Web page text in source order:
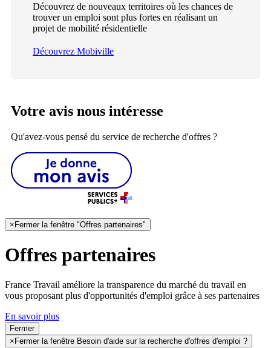
Découvrez de nouveaux territoires où les chances de
trouver un emploi sont plus fortes en réalisant un
projet de mobilité résidentielle
Découvrez Mobiville
Votre avis nous intéresse
Qu'avez-vous pensé du service de recherche d'offres ?
× Fermer la fenêtre "Offres partenaires"
Offres partenaires
France Travail améliore la transparence du marché du travail en
vous proposant plus d'opportunités d'emploi grâce à ses partenaires
En savoir plus
Fermer
×Fermer la fenêtre Besoin d'aide sur la recherche d'offres d'emploi ?